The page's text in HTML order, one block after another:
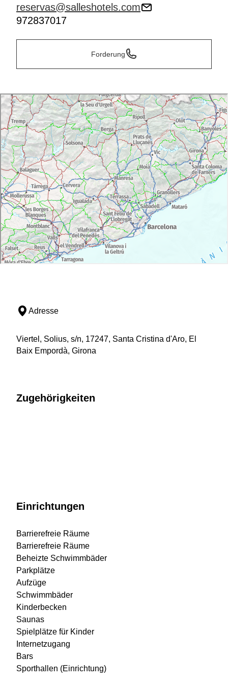
reservas@salleshotels.com
972837017
Forderung
Adresse
Viertel, Solius, s/n, 17247, Santa Cristina d'Aro, El
Baix Empordà, Girona
Zugehörigkeiten
Einrichtungen
Barrierefreie Räume
Barrierefreie Räume
Beheizte Schwimmbäder
Parkplätze
Aufzüge
Schwimmbäder
Kinderbecken
Saunas
Spielplätze für Kinder
Internetzugang
Bars
Sporthallen (Einrichtung)